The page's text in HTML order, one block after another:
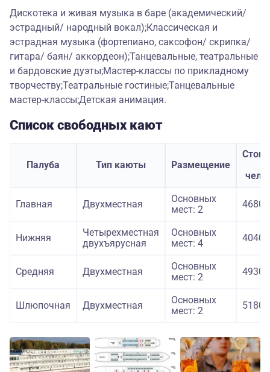
Дискотека и живая музыка в баре (академический/
эстрадный/ народный вокал);Классическая и
эстрадная музыка (фортепиано, саксофон/ скрипка/
гитара/ баян/ аккордеон);Танцевальные, театральные
и бардовские дуэты;Мастер-классы по прикладному
творчеству;Театральные гостиные;Танцевальные
мастер-классы;Детская анимация.
Список свободных кают
Палуба Тип каюты Размещение
Главная Двухместная
Основных
мест: 2
Нижняя
Четырехместная
двухъярусная
Основных
мест: 4
Средняя Двухместная
Основных
мест: 2
Шлюпочная Двухместная
Основных
мест: 2